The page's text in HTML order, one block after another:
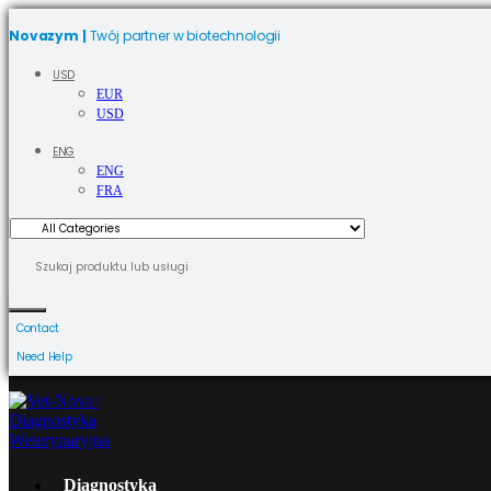
Novazym | Twój partner w biotechnologii
USD
EUR
USD
ENG
ENG
FRA
Contact
Need Help
Diagnostyka